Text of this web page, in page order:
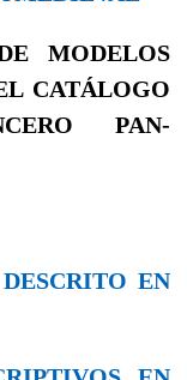
MODELOS
CATÁLOGO
PAN-
DESCRIΤΟ EΝ